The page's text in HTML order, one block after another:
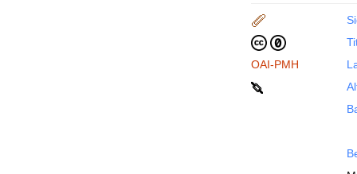
OAI-PMH